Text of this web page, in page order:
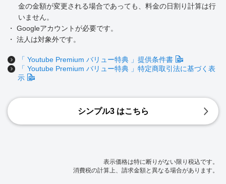
金の金額が変更される場合であっても、料金の日割り計算は行
いません。
・ Googleアカウントが必要です。
・ 法人は対象外です。
「 Youtube Premium バリュー特典 」提供条件書
「 Youtube Premium バリュー特典 」特定商取引法に基づく表
示
シンプル3 はこちら
表示価格は特に断りがない限り税込です。
消費税の計算上、請求金額と異なる場合があります。